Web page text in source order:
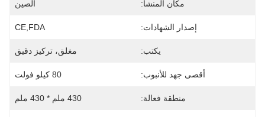
مكان المنشأ: الصين
إصدار الشهادات: CE,FDA
يكتب: مغلق، تركيز دقيق
أقصى جهد للأنبوب: 80 كيلو فولت
منطقة فعالة: 430 ملم * 430 ملم